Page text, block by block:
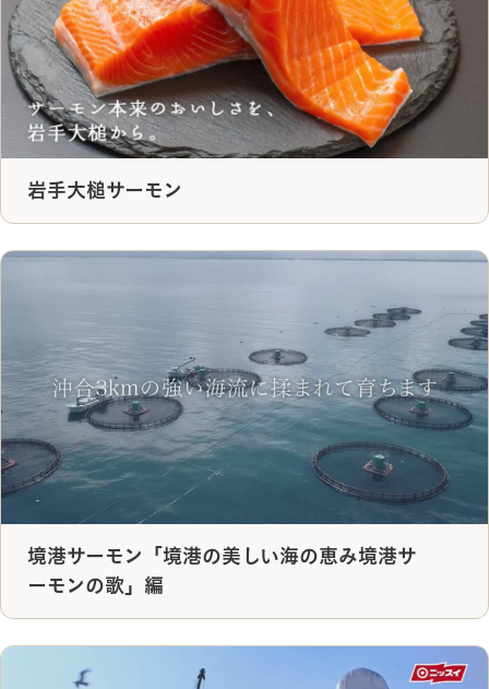
岩手大槌サーモン
境港サーモン「境港の美しい海の恵み境港サ
ーモンの歌」編